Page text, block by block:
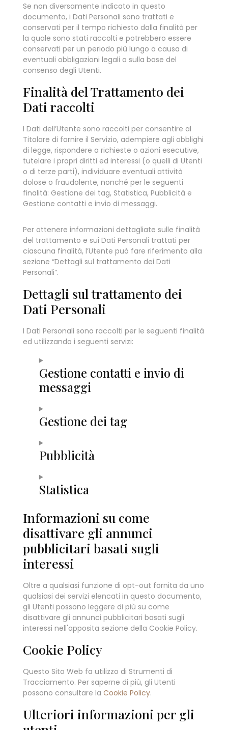
Se non diversamente indicato in questo
documento, i Dati Personali sono trattati e
conservati per il tempo richiesto dalla finalità per
la quale sono stati raccolti e potrebbero essere
conservati per un periodo più lungo a causa di
eventuali obbligazioni legali o sulla base del
consenso degli Utenti.
Finalità del Trattamento dei
Dati raccolti
I Dati dell’Utente sono raccolti per consentire al
Titolare di fornire il Servizio, adempiere agli obblighi
di legge, rispondere a richieste o azioni esecutive,
tutelare i propri diritti ed interessi (o quelli di Utenti
o di terze parti), individuare eventuali attività
dolose o fraudolente, nonché per le seguenti
finalità: Gestione dei tag, Statistica, Pubblicità e
Gestione contatti e invio di messaggi.
Per ottenere informazioni dettagliate sulle finalità
del trattamento e sui Dati Personali trattati per
ciascuna finalità, l’Utente può fare riferimento alla
sezione “Dettagli sul trattamento dei Dati
Personali”.
Dettagli sul trattamento dei
Dati Personali
I Dati Personali sono raccolti per le seguenti finalità
ed utilizzando i seguenti servizi:
Gestione contatti e invio di
messaggi
Gestione dei tag
Pubblicità
Statistica
Informazioni su come
disattivare gli annunci
pubblicitari basati sugli
interessi
Oltre a qualsiasi funzione di opt-out fornita da uno
qualsiasi dei servizi elencati in questo documento,
gli Utenti possono leggere di più su come
disattivare gli annunci pubblicitari basati sugli
interessi nell'apposita sezione della Cookie Policy.
Cookie Policy
Questo Sito Web fa utilizzo di Strumenti di
Tracciamento. Per saperne di più, gli Utenti
possono consultare la Cookie Policy.
Ulteriori informazioni per gli